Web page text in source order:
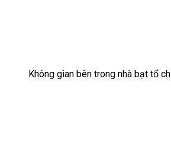
Không gian bên trong nhà bạt tổ